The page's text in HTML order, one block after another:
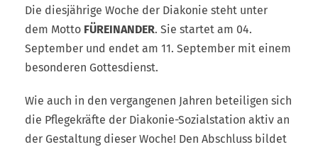
Die diesjährige Woche der Diakonie steht unter
dem Motto FÜREINANDER. Sie startet am 04.
September und endet am 11. September mit einem
besonderen Gottesdienst.
Wie auch in den vergangenen Jahren beteiligen sich
die Pflegekräfte der Diakonie-Sozialstation aktiv an
der Gestaltung dieser Woche! Den Abschluss bildet